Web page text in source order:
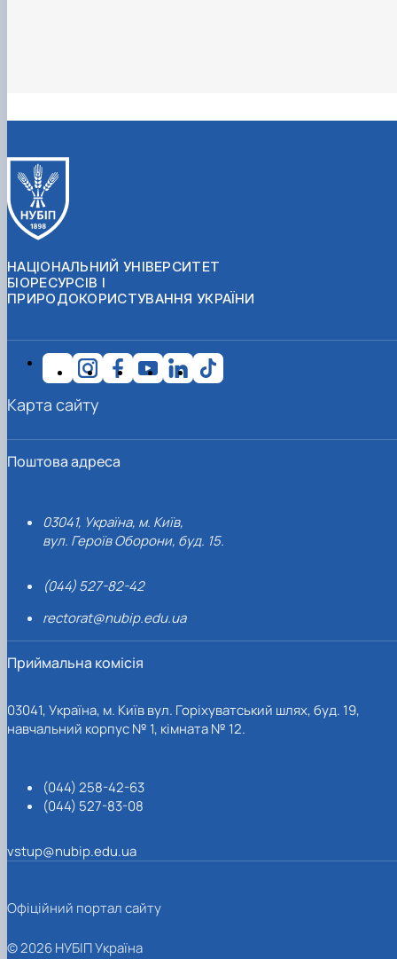
НАЦІОНАЛЬНИЙ УНІВЕРСИТЕТ
БІОРЕСУРСІВ І
ПРИРОДОКОРИСТУВАННЯ УКРАЇНИ
Поштова адреса
03041, Україна, м. Київ,
вул. Героїв Оборони, буд. 15.
(044) 527-82-42
rectorat@nubip.edu.ua
Приймальна комісія
03041, Україна, м. Київ вул. Горіхуватський шлях, буд. 19,
навчальний корпус № 1, кімната № 12.
(044) 258-42-63
(044) 527-83-08
vstup@nubip.edu.ua
Карта сайту
Офіційний портал сайту
© 2026 НУБІП Україна